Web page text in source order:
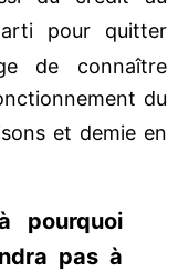
pour quitter
de connaître
du
et demie en
pourquoi
pas à